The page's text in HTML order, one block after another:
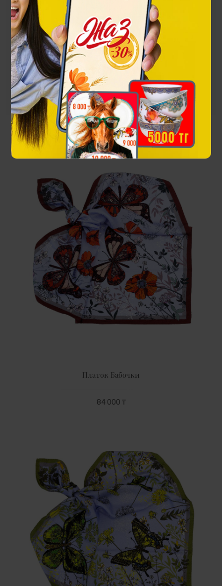
Бабочки
Яркий полет на крыльях свободы! Крылатые красавицы,
расправив крылья раскрывают миру всю палитру своей
красоты.
Посмотреть
Платок Бабочки
84 000 ₸